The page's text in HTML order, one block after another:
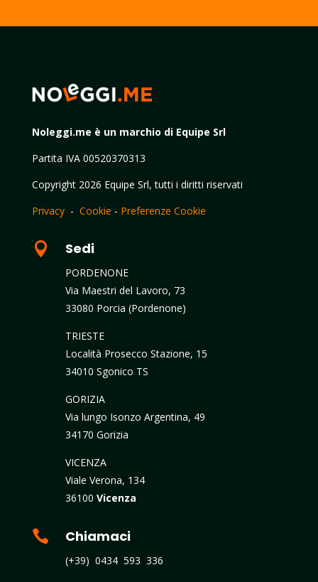
Noleggi.me è un marchio di Equipe Srl
Partita IVA 00520370313
Copyright 2026 Equipe Srl, tutti i diritti riservati
Privacy- Cookie - Preferenze Cookie
 Sedi
PORDENONE
Via Maestri del Lavoro, 73
33080 Porcia (Pordenone)
TRIESTE
Località Prosecco Stazione, 15
34010 Sgonico TS
GORIZIA
Via lungo Isonzo Argentina, 49
34170 Gorizia
VICENZA
Viale Verona, 134
36100 Vicenza
 Chiamaci
(+39) 0434 593 336